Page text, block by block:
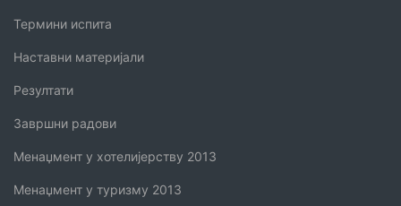
Термини испита
Наставни материјали
Резултати
Завршни радови
Менаџмент у хотелијерству 2013
Менаџмент у туризму 2013